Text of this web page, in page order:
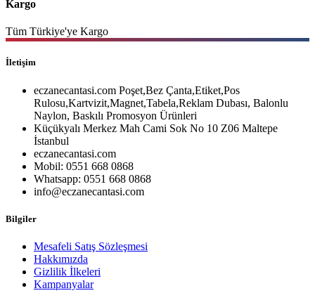
Kargo
Tüm Türkiye'ye Kargo
İletişim
eczanecantasi.com Poşet,Bez Çanta,Etiket,Pos
Rulosu,Kartvizit,Magnet,Tabela,Reklam Dubası, Balonlu
Naylon, Baskılı Promosyon Ürünleri
Küçükyalı Merkez Mah Cami Sok No 10 Z06 Maltepe
İstanbul
eczanecantasi.com
Mobil: 0551 668 0868
Whatsapp: 0551 668 0868
info@eczanecantasi.com
Bilgiler
Mesafeli Satış Sözleşmesi
Hakkımızda
Gizlilik İlkeleri
Kampanyalar